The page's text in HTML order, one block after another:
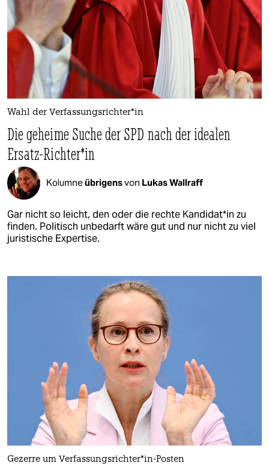
Wahl der Ver­fassungs­rich­te­r*in
Die geheime Suche der SPD nach der idealen
Ersatz-Richter*in
Kolumneübrigensvon Lukas Wallraff
Gar nicht so leicht, den oder die rechte Kan­di­da­t*in zu
finden. Politisch unbedarft wäre gut und nur nicht zu viel
juristische Expertise.
Gezerre um Verfassungsrichter*in-Posten